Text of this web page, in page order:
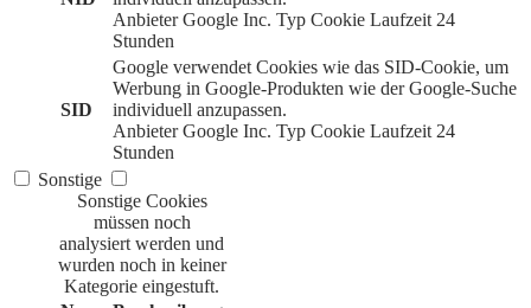
Anbieter Google Inc. Typ Cookie Laufzeit 24
Stunden
SID
Google verwendet Cookies wie das SID-Cookie, um
Werbung in Google-Produkten wie der Google-Suche
individuell anzupassen.
Anbieter Google Inc. Typ Cookie Laufzeit 24
Stunden
Sonstige
Sonstige Cookies
müssen noch
analysiert werden und
wurden noch in keiner
Kategorie eingestuft.